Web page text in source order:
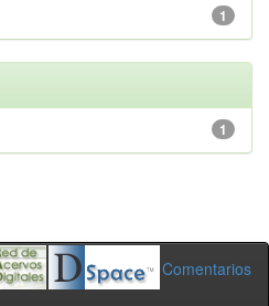
1
1
Comentarios